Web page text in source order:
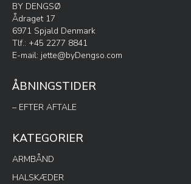
BY DENGSØ
Ådraget 17
6971 Spjald Denmark
Tlf.: +45 2277 8841
E-mail: jette@byDengso.com
ÅBNINGSTIDER
– EFTER AFTALE
KATEGORIER
ARMBÅND
HALSKÆDER